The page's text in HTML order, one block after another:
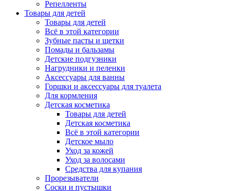
Репелленты
Товары для детей
Товары для детей
Всё в этой категории
Зубные пасты и щетки
Помады и бальзамы
Детские подгузники
Нагрудники и пеленки
Аксессуары для ванны
Горшки и аксессуары для туалета
Для кормления
Детская косметика
Товары для детей
Детская косметика
Всё в этой категории
Детское мыло
Уход за кожей
Уход за волосами
Средства для купания
Прорезыватели
Соски и пустышки